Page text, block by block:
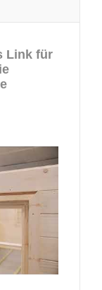
Link für